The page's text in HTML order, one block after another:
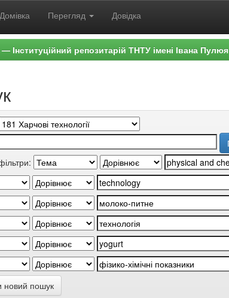
Перегляд Довідка
Інституційний репозитарій ТНТУ імені Івана Пулюя
новий пошук